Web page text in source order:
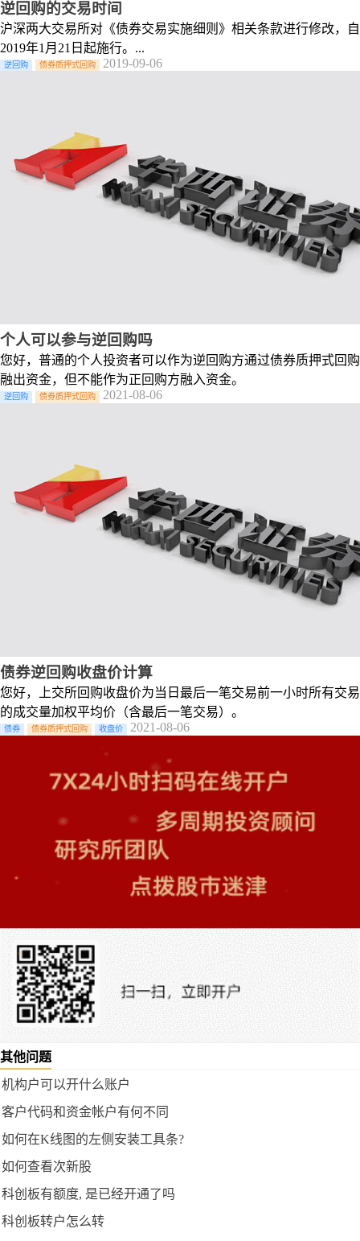
逆回购的交易时间
沪深两大交易所对《债券交易实施细则》相关条款进行修改，自
2019年1月21日起施行。...
逆回购 债券质押式回购 2019-09-06
个人可以参与逆回购吗
您好，普通的个人投资者可以作为逆回购方通过债券质押式回购
融出资金，但不能作为正回购方融入资金。
逆回购 债券质押式回购 2021-08-06
债券逆回购收盘价计算
您好，上交所回购收盘价为当日最后一笔交易前一小时所有交易
的成交量加权平均价（含最后一笔交易）。
债券 债券质押式回购 收盘价 2021-08-06
其他问题
机构户可以开什么账户
客户代码和资金帐户有何不同
如何在K线图的左侧安装工具条?
如何查看次新股
科创板有额度, 是已经开通了吗
科创板转户怎么转